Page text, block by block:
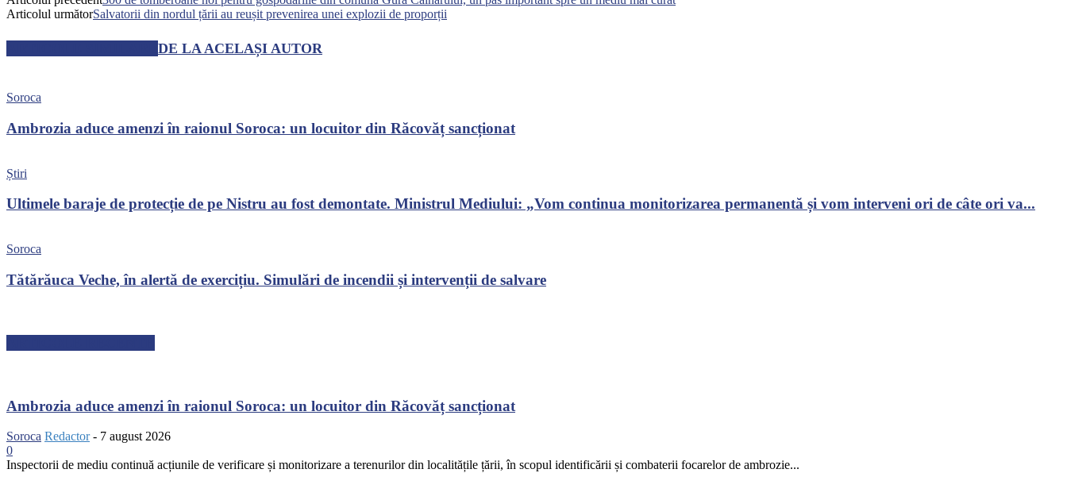
Articolul următorSalvatorii din nordul țării au reușit prevenirea unei explozii de proporții
DE LA ACELAȘI AUTOR
Soroca
Ambrozia aduce amenzi în raionul Soroca: un locuitor din Răcovăț sancționat
Știri
Ultimele baraje de protecție de pe Nistru au fost demontate. Ministrul Mediului: „Vom continua monitorizarea permanentă și vom interveni ori de câte ori va...
Soroca
Tătărăuca Veche, în alertă de exercițiu. Simulări de incendii și intervenții de salvare
Ambrozia aduce amenzi în raionul Soroca: un locuitor din Răcovăț sancționat
Soroca Redactor - 7 august 2026
0
Inspectorii de mediu continuă acțiunile de verificare și monitorizare a terenurilor din localitățile țării, în scopul identificării și combaterii focarelor de ambrozie...